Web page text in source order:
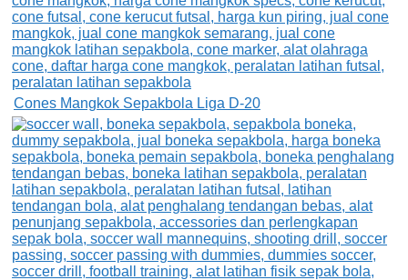
Cones Mangkok Sepakbola Liga D-20